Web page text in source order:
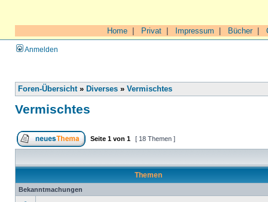
Home Privat Impressum Bücher|
Anmelden
Foren-Übersicht» Diverses » Vermischtes
Vermischtes
Seite 1 von 1 [ 18 Themen ]
Themen
Bekanntmachungen